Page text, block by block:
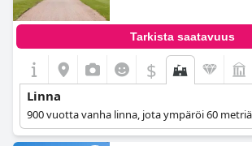
Tarkista saatavuus
$
Linna
900 vuotta vanha linna, jota ympäröi 60